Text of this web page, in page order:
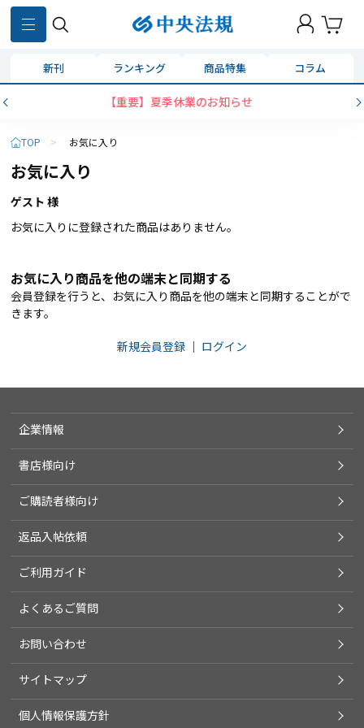
新刊 ランキング 商品特集 コラム
【重要】夏季休業のお知らせ
TOP > お気に入り
お気に入り
ゲスト 様
お気に入りに登録された商品はありません。
お気に入り商品を他の端末と同期する
会員登録を行うと、お気に入り商品を他の端末と同期することがで
きます。
新規会員登録 ｜ ログイン
企業情報
書店様向け
ご購読者様向け
返品入帖依頼
ご利用ガイド
よくあるご質問
お問い合わせ
サイトマップ
個人情報保護方針